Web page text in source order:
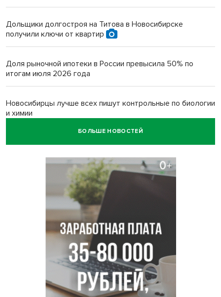
Дольщики долгостроя на Титова в Новосибирске
получили ключи от квартир
Доля рыночной ипотеки в России превысила 50% по
итогам июля 2026 года
Новосибирцы лучше всех пишут контрольные по биологии
и химии
Нейросеть для диагностики депрессии в крови создали в
Двум бойцам СВО после минно-взрывной травмы
«оживили» нервы в Новосибирске
Персидский ковер «108 шахов» впервые вывезли из музея
Востока в Новосибирск
Актриса из Новосибирска Евгения Туркова сыграла мать
в сериале «Малой»
БОЛЬШЕ НОВОСТЕЙ